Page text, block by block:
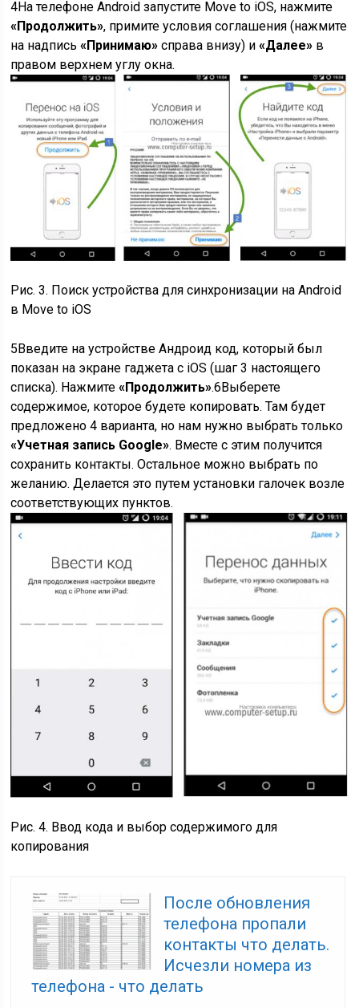
4На телефоне Android запустите Move to iOS, нажмите
«Продолжить», примите условия соглашения (нажмите
на надпись«Принимаю» справа внизу) и«Далее» в
правом верхнем углу окна.
Рис. 3. Поиск устройства для синхронизации на Android
в Move to iOS
5 Введите на устройстве Андроид код, который был
показан на экране гаджета с iOS (шаг 3 настоящего
списка). Нажмите«Продолжить».6 Выберете
содержимое, которое будете копировать. Там будет
предложено 4 варианта, но нам нужно выбрать только
«Учетная запись Google». Вместе с этим получится
сохранить контакты. Остальное можно выбрать по
желанию. Делается это путем установки галочек возле
соответствующих пунктов.
Рис. 4. Ввод кода и выбор содержимого для
копирования
После обновления
телефона пропали
контакты что делать.
Исчезли номера из
телефона - что делать